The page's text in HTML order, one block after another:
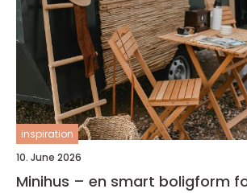
inspiration
10. June 2026
Minihus – en smart boligform